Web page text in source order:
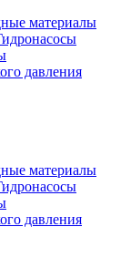
материалы
давления
материалы
давления